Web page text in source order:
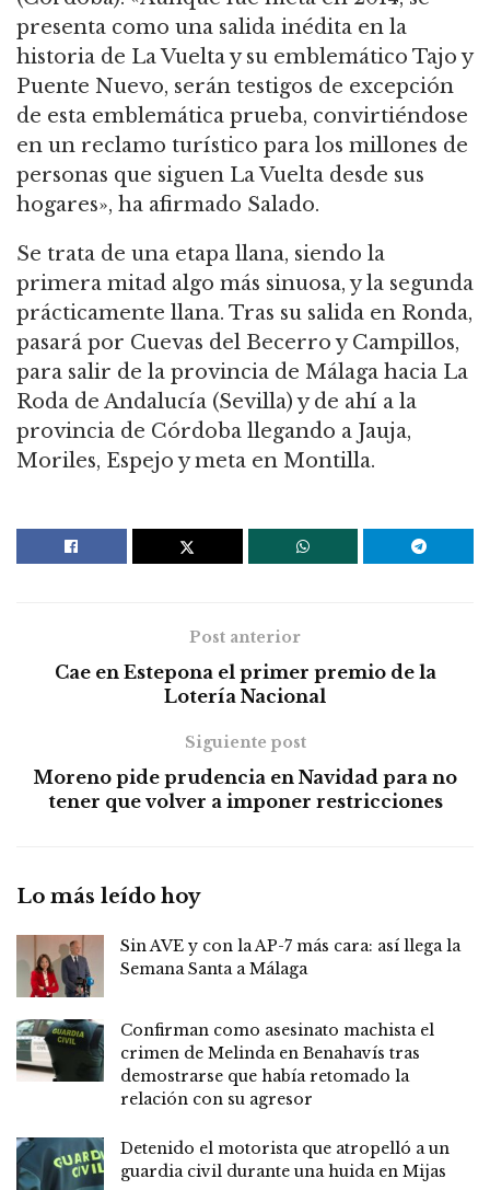
presenta como una salida inédita en la
historia de La Vuelta y su emblemático Tajo y
Puente Nuevo, serán testigos de excepción
de esta emblemática prueba, convirtiéndose
en un reclamo turístico para los millones de
personas que siguen La Vuelta desde sus
hogares», ha afirmado Salado.
Se trata de una etapa llana, siendo la
primera mitad algo más sinuosa, y la segunda
prácticamente llana. Tras su salida en Ronda,
pasará por Cuevas del Becerro y Campillos,
para salir de la provincia de Málaga hacia La
Roda de Andalucía (Sevilla) y de ahí a la
provincia de Córdoba llegando a Jauja,
Moriles, Espejo y meta en Montilla.
Post anterior
Cae en Estepona el primer premio de la
Lotería Nacional
Siguiente post
Moreno pide prudencia en Navidad para no
tener que volver a imponer restricciones
Lo más leído hoy
Sin AVE y con la AP-7 más cara: así llega la
Semana Santa a Málaga
Confirman como asesinato machista el
crimen de Melinda en Benahavís tras
demostrarse que había retomado la
relación con su agresor
Detenido el motorista que atropelló a un
guardia civil durante una huida en Mijas